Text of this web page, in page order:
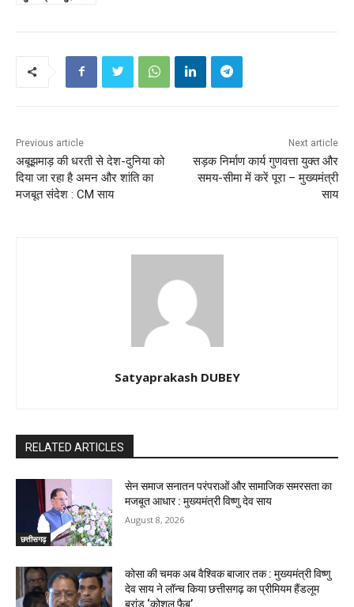
Previous article
अबूझमाड़ की धरती से देश-दुनिया को
दिया जा रहा है अमन और शांति का
मजबूत संदेश : CM साय
Next article
सड़क निर्माण कार्य गुणवत्ता युक्त और
समय-सीमा में करें पूरा – मुख्यमंत्री
साय
Satyaprakash DUBEY
RELATED ARTICLES
छत्तीसगढ़
सेन समाज सनातन परंपराओं और सामाजिक समरसता का
मजबूत आधार : मुख्यमंत्री विष्णु देव साय
August 8, 2026
कोसा की चमक अब वैश्विक बाजार तक : मुख्यमंत्री विष्णु
देव साय ने लॉन्च किया छत्तीसगढ़ का प्रीमियम हैंडलूम
ब्रांड ‘कोशल फैब’